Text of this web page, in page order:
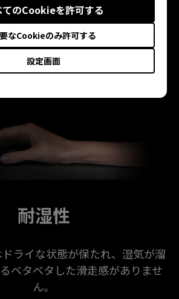
設定画面
なCookieのみ許可する
てのCookieを許可する
小さくなり、プレイ時に手を動
さが感じられます。表面のきめ
ザラ感や肌のこすれがなく、常
耐湿性
ライな状態が保たれ、湿気が溜
ベタベタした滑走感がありませ
ん。